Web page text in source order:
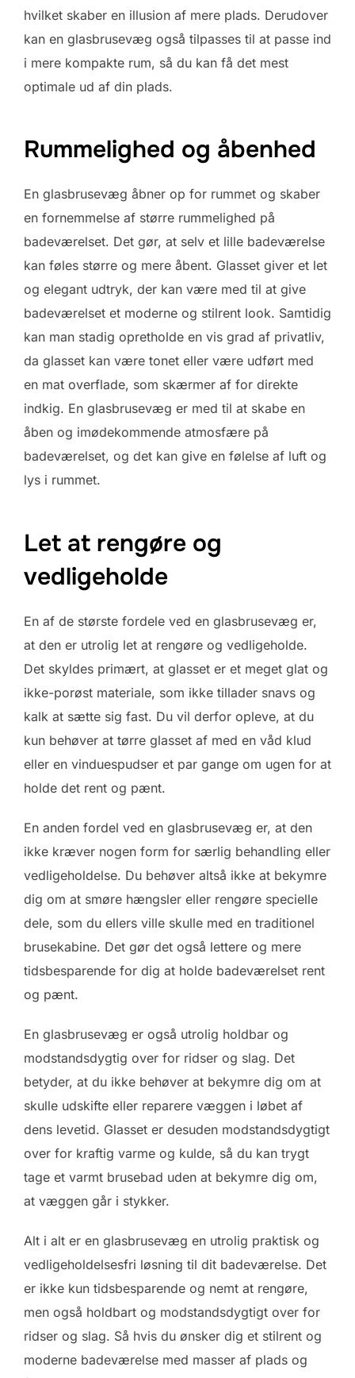
hvilket skaber en illusion af mere plads. Derudover
kan en glasbrusevæg også tilpasses til at passe ind
i mere kompakte rum, så du kan få det mest
optimale ud af din plads.
Rummelighed og åbenhed
En glasbrusevæg åbner op for rummet og skaber
en fornemmelse af større rummelighed på
badeværelset. Det gør, at selv et lille badeværelse
kan føles større og mere åbent. Glasset giver et let
og elegant udtryk, der kan være med til at give
badeværelset et moderne og stilrent look. Samtidig
kan man stadig opretholde en vis grad af privatliv,
da glasset kan være tonet eller være udført med
en mat overflade, som skærmer af for direkte
indkig. En glasbrusevæg er med til at skabe en
åben og imødekommende atmosfære på
badeværelset, og det kan give en følelse af luft og
lys i rummet.
Let at rengøre og
vedligeholde
En af de største fordele ved en glasbrusevæg er,
at den er utrolig let at rengøre og vedligeholde.
Det skyldes primært, at glasset er et meget glat og
ikke-porøst materiale, som ikke tillader snavs og
kalk at sætte sig fast. Du vil derfor opleve, at du
kun behøver at tørre glasset af med en våd klud
eller en vinduespudser et par gange om ugen for at
holde det rent og pænt.
En anden fordel ved en glasbrusevæg er, at den
ikke kræver nogen form for særlig behandling eller
vedligeholdelse. Du behøver altså ikke at bekymre
dig om at smøre hængsler eller rengøre specielle
dele, som du ellers ville skulle med en traditionel
brusekabine. Det gør det også lettere og mere
tidsbesparende for dig at holde badeværelset rent
og pænt.
En glasbrusevæg er også utrolig holdbar og
modstandsdygtig over for ridser og slag. Det
betyder, at du ikke behøver at bekymre dig om at
skulle udskifte eller reparere væggen i løbet af
dens levetid. Glasset er desuden modstandsdygtigt
over for kraftig varme og kulde, så du kan trygt
tage et varmt brusebad uden at bekymre dig om,
at væggen går i stykker.
Alt i alt er en glasbrusevæg en utrolig praktisk og
vedligeholdelsesfri løsning til dit badeværelse. Det
er ikke kun tidsbesparende og nemt at rengøre,
men også holdbart og modstandsdygtigt over for
ridser og slag. Så hvis du ønsker dig et stilrent og
moderne badeværelse med masser af plads og